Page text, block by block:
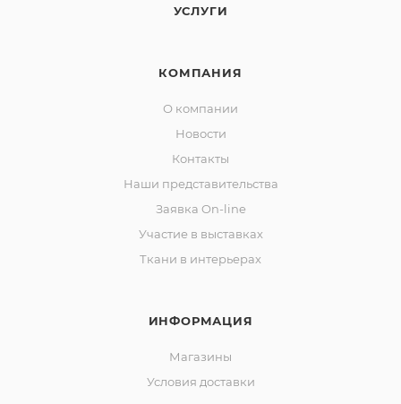
УСЛУГИ
КОМПАНИЯ
О компании
Новости
Контакты
Наши представительства
Заявка On-line
Участие в выставках
Ткани в интерьерах
ИНФОРМАЦИЯ
Магазины
Условия доставки